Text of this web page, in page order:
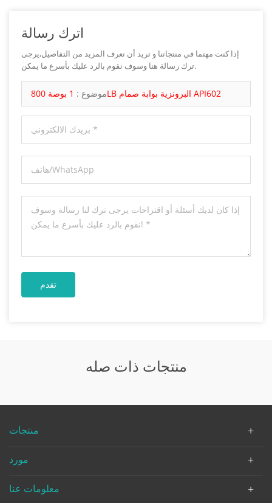
اترك رسالة
إذا كنت مهتما في منتجاتنا و تريد أن تعرف المزيد من التفاصيل,يرجى
ترك رسالة هنا وسوف نقوم بالرد عليك بأسرع ما يمكن.
موضوع : 1 بوصة 800LB البرونزية بوابة صمام API602
منتجات ذات صله
منتجات
مورد
معلومات عنا